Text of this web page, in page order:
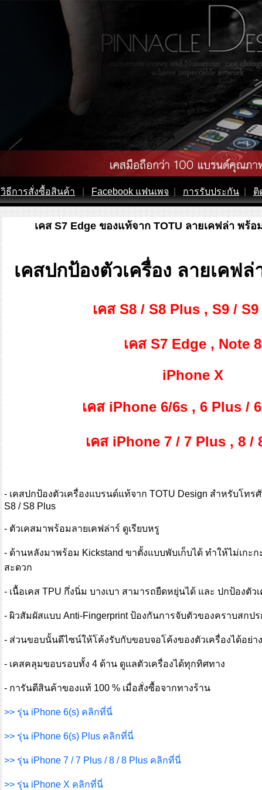
วิธีการสั่งซื้อสินค้า Facebook แฟนเพจ การรับประกัน ติ
เคส S7 Edge ของแท้จาก TOTU ลายเคฟล่า พร้
เคสปกป้องตัวเครื่อง ลายเคฟ
เคส S8 / S8 Plus , S9 /
เคส S7 Edge , Note 8
iPhone X
เคส iPhone 6/6s , 6 Plus /
เคส iPhone 7 / 7 Plus , 8 /
- เคสปกป้องตัวเครื่องแบรนด์แท้จาก TOTU Design สำหรับโทร
S8 / S8 Plus
- ตัวเคสมาพร้อมลายเคฟล่าร์ ดูเรียบหรู
- ด้านหลังมาพร้อม Kickstand ขาตั้งแบบพับเก็บได้ ทำให้ไม่เกะ
สะดวก
- เนื้อเคส TPU กึ่งนิ่ม บางเบา สามารถยืดหยุ่นได้ และ ปกป้องตัว
- ผิวสัมผัสแบบ Anti-Fingerprint ป้องกันการจับตัวของคราบสกป
- ส่วนขอบนั้นดีไซน์ให้โค้งรับกับขอบจอโค้งของตัวเครื่องได้อย่า
- เคสคลุมขอบรอบทั้ง 4 ด้าน ดูแลตัวเครื่องได้ทุกทิศทาง
- การันตีสินค้าของแท้ 100 % เมื่อสั่งซื้อจากทางร้าน
>> รุ่น iPhone 6(s) คลิกที่นี่
>> รุ่น iPhone 6(s) Plus คลิกที่นี่
>> รุ่น iPhone 7 / 7 Plus / 8 / 8 Plus คลิกที่นี่
>> รุ่น iPhone X คลิกที่นี่